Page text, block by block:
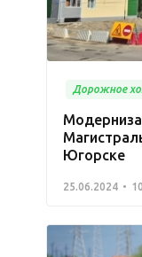
Дорожное
Югорске
25.06.2024